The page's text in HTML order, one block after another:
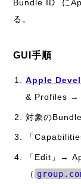
Bundle ID
に
る。
GUI手順
Apple
& Profiles →
対象の
「
「Edit」→
（